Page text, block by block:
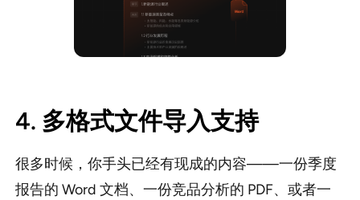
4. 多格式文件导入支持
很多时候，你手头已经有现成的内容——一份季度
报告的 Word 文档、一份竞品分析的 PDF、或者一